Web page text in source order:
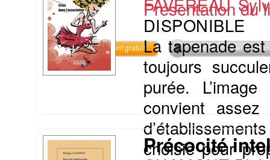
Présentation du
Téléchargement gratuit Téléchargement
DISPONIBLE
La tapenade
toujours
purée.
convient
choisie pour
Précocité